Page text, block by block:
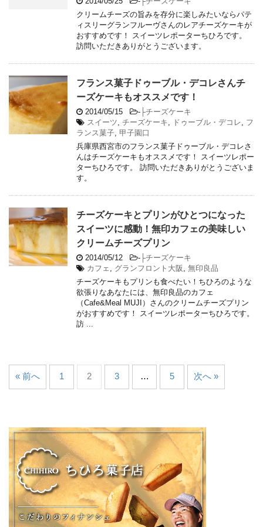
クリームチーズの旨みを存分に楽しみたいならパテ
ィスリーグランフルーヴさんのレアチーズケーキが
おすすめです！ スイーツレポーターちひろです。
訪問いただきありがとうございます。
フランス菓子ドゥーブル・デコレさんチ
ーズケーキもオススメです！
2014/05/15 - ├チーズケーキ
スイーツ, チーズケーキ, ドゥーブル・デコレ, フ
ランス菓子, 甲子園口
兵庫県西宮市のフランス菓子ドゥーブル・デコレさ
んはチーズケーキもオススメです！ スイーツレポー
ターちひろです。 訪問いただきありがとうございま
す。
チーズケーキとプリンがひとつになった
スイーツに感動！無印カフェの美味しい
クリームチーズプリン
2014/05/12 - ├チーズケーキ
カフェ , グランフロント大阪 , 無印良品
チーズケーキもプリンも食べたい！ちひろのような
欲張りなあなたには、無印良品のカフェ
（Cafe&Meal MUJI）さんのクリームチーズプリン
がおすすめです！ スイーツレポーターちひろです。
訪 ...
« 前へ 1 2 3 … 5 次へ »